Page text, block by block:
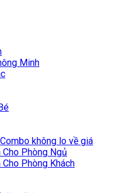
Minh
không lo về giá
Phòng Ngủ
Phòng Khách